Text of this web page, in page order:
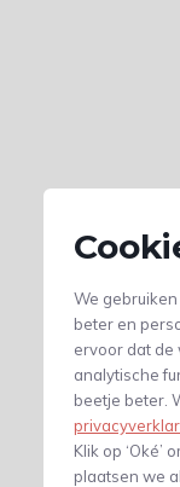
We
beter en
ervoor dat de
analytische
beetje beter.
Klik op ‘Oké’
plaatsen we